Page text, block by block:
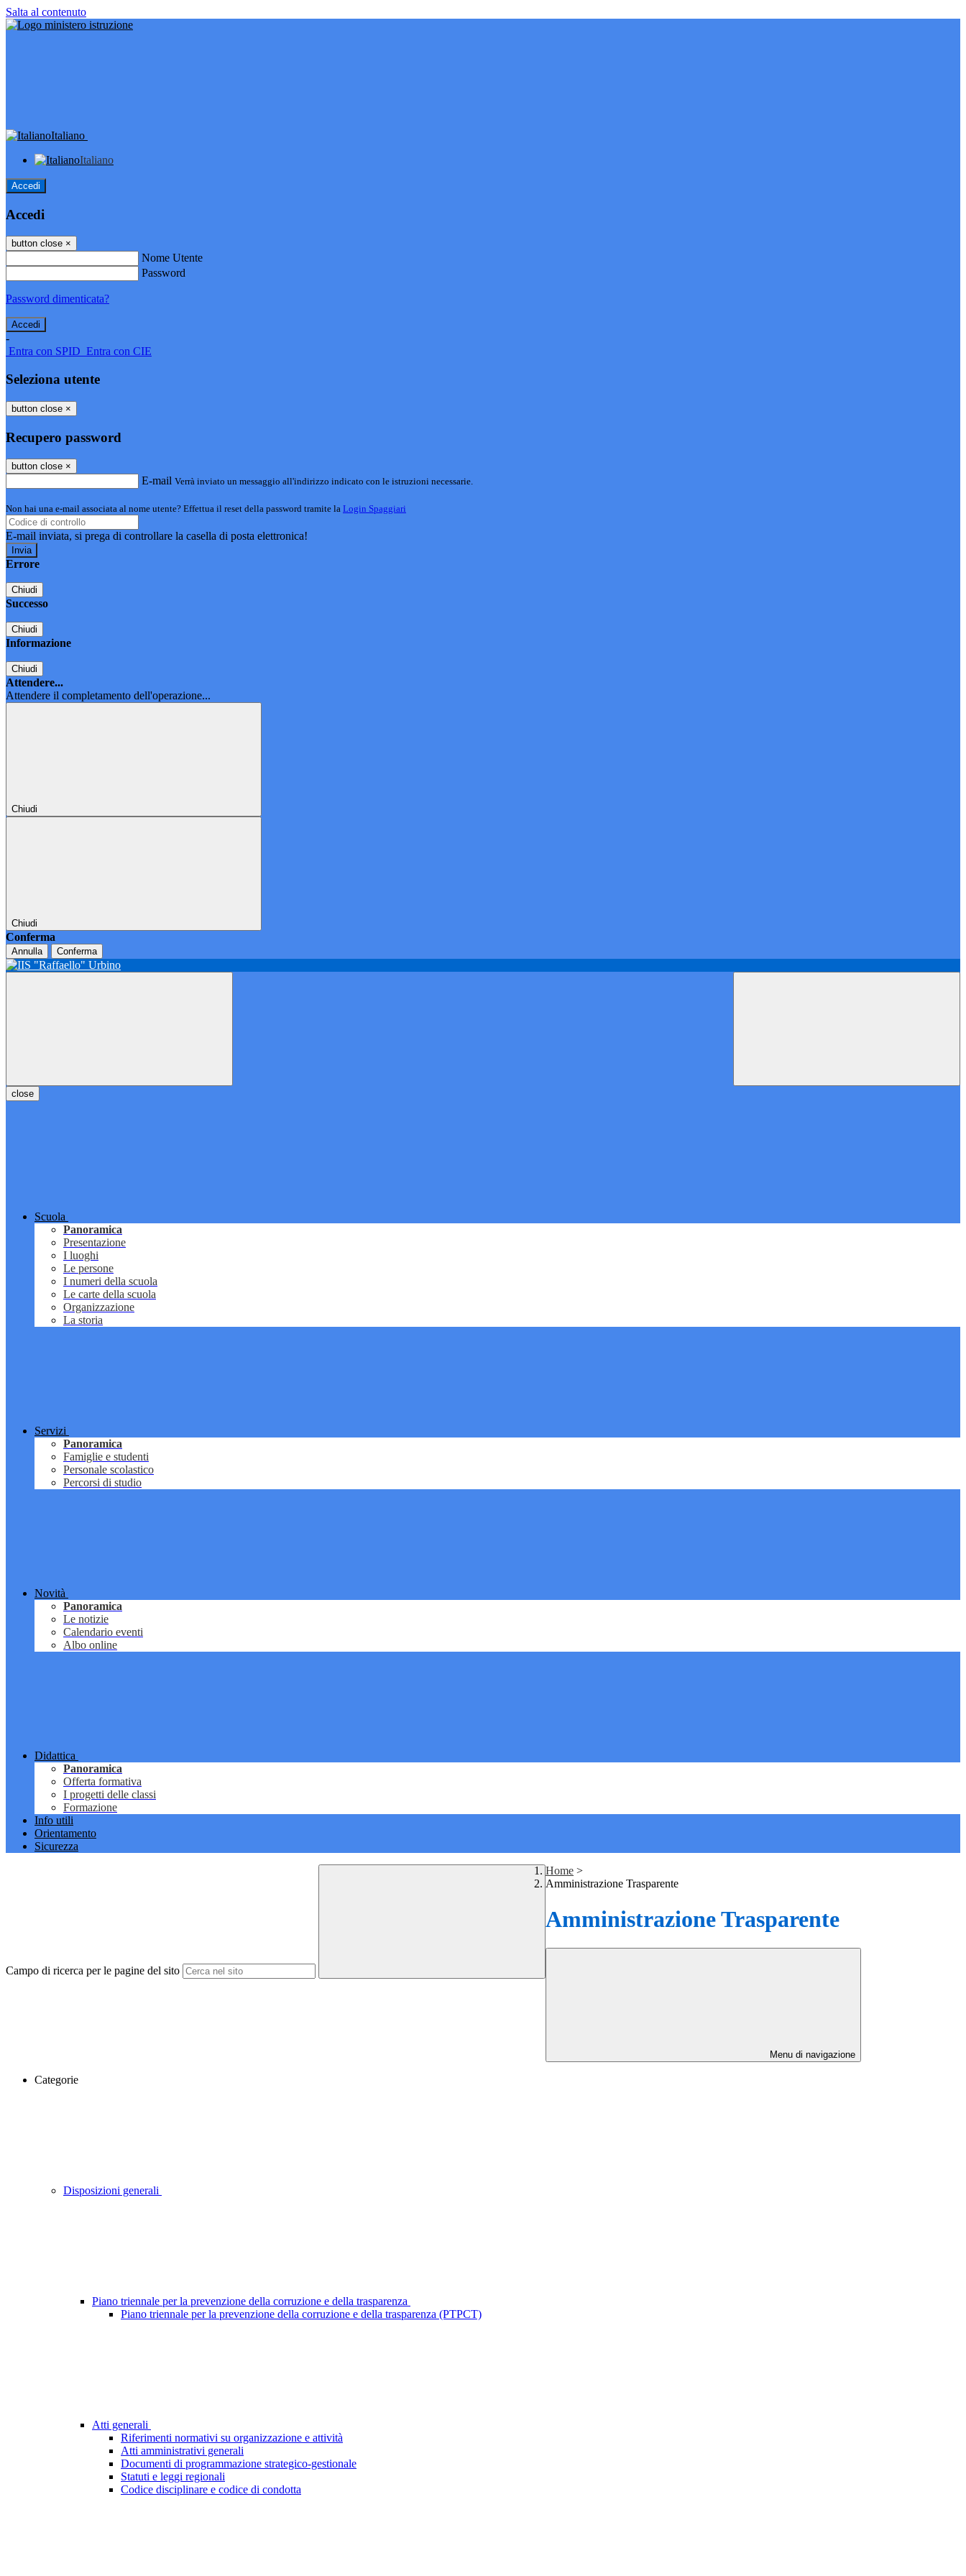
Salta al contenuto
Italiano
Italiano
Accedi
Accedi
button close ×
Nome Utente
Password
Password dimenticata?
-
Entra con SPID Entra con CIE
Seleziona utente
button close ×
Recupero password
button close ×
E-mail Verrà inviato un messaggio all'indirizzo indicato con le istruzioni necessarie.
Non hai una e-mail associata al nome utente? Effettua il reset della password tramite la Login Spaggiari
E-mail inviata, si prega di controllare la casella di posta elettronica!
Errore
Chiudi
Successo
Chiudi
Informazione
Chiudi
Attendere...
Attendere il completamento dell'operazione...
Chiudi
Chiudi
Conferma
Annulla Conferma
close
Scuola
Panoramica
Presentazione
I luoghi
Le persone
I numeri della scuola
Le carte della scuola
Organizzazione
La storia
Servizi
Panoramica
Famiglie e studenti
Personale scolastico
Percorsi di studio
Novità
Panoramica
Le notizie
Calendario eventi
Albo online
Didattica
Panoramica
Offerta formativa
I progetti delle classi
Formazione
Info utili
Orientamento
Sicurezza
Campo di ricerca per le pagine del sito
Home >
Amministrazione Trasparente
Amministrazione Trasparente
Menu di navigazione
Categorie
Disposizioni generali
Piano triennale per la prevenzione della corruzione e della trasparenza
Piano triennale per la prevenzione della corruzione e della trasparenza (PTPCT)
Atti generali
Riferimenti normativi su organizzazione e attività
Atti amministrativi generali
Documenti di programmazione strategico-gestionale
Statuti e leggi regionali
Codice disciplinare e codice di condotta